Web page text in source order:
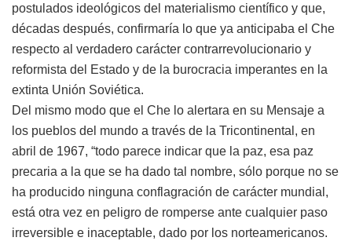
postulados ideológicos del materialismo científico y que,
décadas después, confirmaría lo que ya anticipaba el Che
respecto al verdadero carácter contrarrevolucionario y
reformista del Estado y de la burocracia imperantes en la
extinta Unión Soviética.
Del mismo modo que el Che lo alertara en su Mensaje a
los pueblos del mundo a través de la Tricontinental, en
abril de 1967, “todo parece indicar que la paz, esa paz
precaria a la que se ha dado tal nombre, sólo porque no se
ha producido ninguna conflagración de carácter mundial,
está otra vez en peligro de romperse ante cualquier paso
irreversible e inaceptable, dado por los norteamericanos.